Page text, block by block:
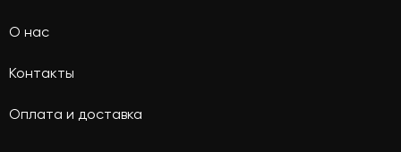
О нас
Контакты
Оплата и доставка